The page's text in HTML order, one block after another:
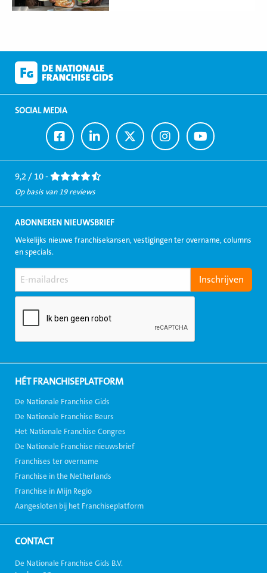
SOCIAL MEDIA
Ga
naar
Facebook
Ga
naar
LinkedIn
Ga
naar
Twitter
Ga
naar
Instagram
Ga
naar
Youtube
9,2 / 10 -
Op basis van 19 reviews
ABONNEREN NIEUWSBRIEF
Wekelijks nieuwe franchisekansen, vestigingen ter overname, columns
en specials.
HÉT FRANCHISEPLATFORM
De Nationale Franchise Gids
De Nationale Franchise Beurs
Het Nationale Franchise Congres
De Nationale Franchise nieuwsbrief
Franchises ter overname
Franchise in the Netherlands
Franchise in Mijn Regio
Aangesloten bij het Franchiseplatform
CONTACT
De Nationale Franchise Gids B.V.